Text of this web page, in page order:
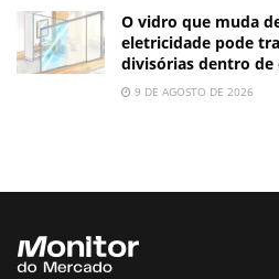
O vidro que muda
eletricidade pode
divisórias dentro de
9 DE AGOSTO DE 2026